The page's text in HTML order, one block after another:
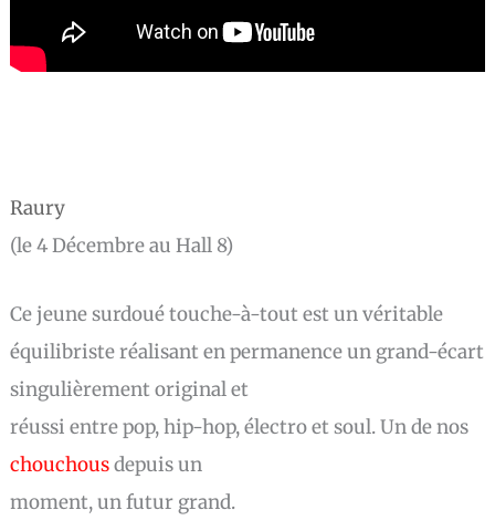
Raury
(le 4 Décembre au Hall 8)
Ce jeune surdoué touche-à-tout est un véritable
équilibriste réalisant en permanence un grand-écart
singulièrement original et
réussi entre pop, hip-hop, électro et soul. Un de nos
chouchousdepuis un
moment, un futur grand.